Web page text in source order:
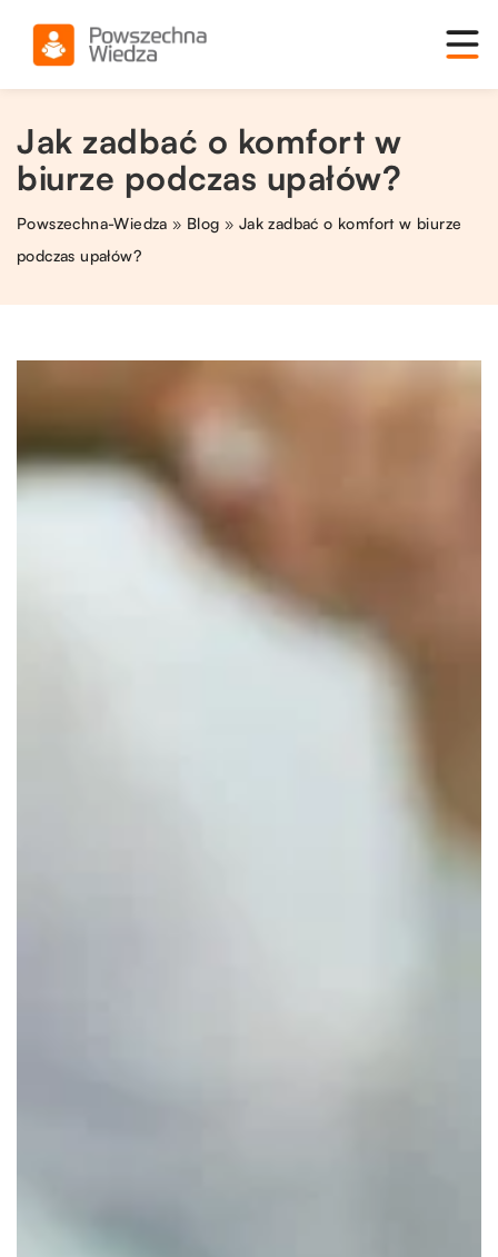
Jak zadbać o komfort w
biurze podczas upałów?
Powszechna-Wiedza » Blog » Jak zadbać o komfort w biurze
podczas upałów?